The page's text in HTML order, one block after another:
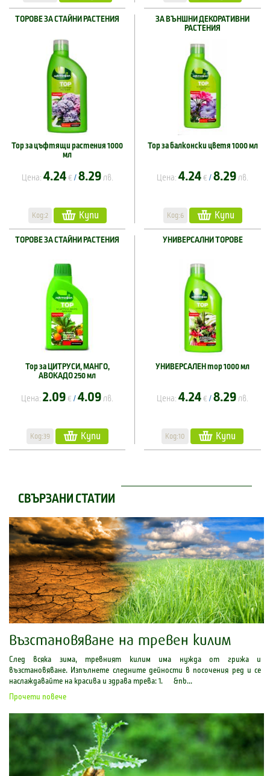
ТОРОВЕ ЗА СТАЙНИ РАСТЕНИЯ
Тор за цъфтящи растения 1000
мл
Цена: 4.24 € / 8.29 лв.
Код:2 Купи
ЗА ВЪНШНИ ДЕКОРАТИВНИ
РАСТЕНИЯ
Тор за балконски цветя 1000 мл
Цена: 4.24 € / 8.29 лв.
Код:6 Купи
ТОРОВЕ ЗА СТАЙНИ РАСТЕНИЯ
Тор за ЦИТРУСИ, МАНГО,
АВОКАДО 250 мл
Цена: 2.09 € / 4.09 лв.
Код:39 Купи
УНИВЕРСАЛНИ ТОРОВЕ
УНИВЕРСАЛЕН тор 1000 мл
Цена: 4.24 € / 8.29 лв.
Код:10 Купи
СВЪРЗАНИ СТАТИИ
Възстановяване на тревен килим
След всяка зима, тревният килим има нужда от грижа и
възстановяване. Изпълнете следните дейности в посочения ред и се
наслаждавайте на красива и здрава трева: 1. &nb...
Прочети повече